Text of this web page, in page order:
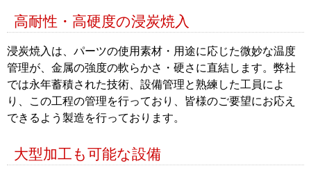
高耐性・高硬度の浸炭焼入
浸炭焼入は、パーツの使用素材・用途に応じた微妙な温度
管理が、金属の強度の軟らかさ・硬さに直結します。弊社
では永年蓄積された技術、設備管理と熟練した工員によ
り、この工程の管理を行っており、皆様のご要望にお応え
できるよう製造を行っております。
大型加工も可能な設備